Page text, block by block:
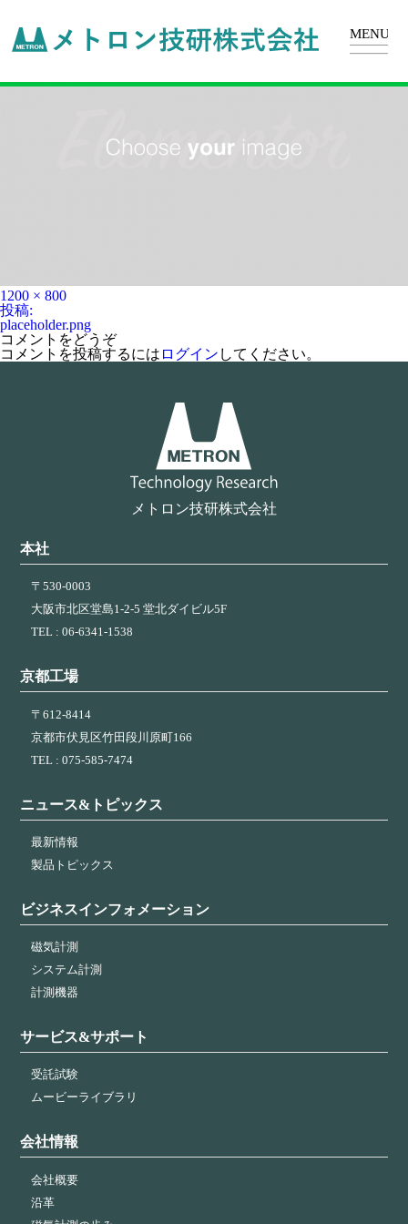
フ
ル
サ
イ
ズ
1200 × 800
投
稿
ナ
ビ
投稿:
placeholder.png
コメントをどうぞ
コメントを投稿するには ログイン してください。
メトロン技研株式会社
本社
〒530-0003
大阪市北区堂島1-2-5 堂北ダイビル5F
TEL : 06-6341-1538
京都工場
〒612-8414
京都市伏見区竹田段川原町166
TEL : 075-585-7474
ニュース&トピックス
最新情報
製品トピックス
ビジネスインフォメーション
磁気計測
システム計測
計測機器
サービス&サポート
受託試験
ムービーライブラリ
会社情報
会社概要
沿革